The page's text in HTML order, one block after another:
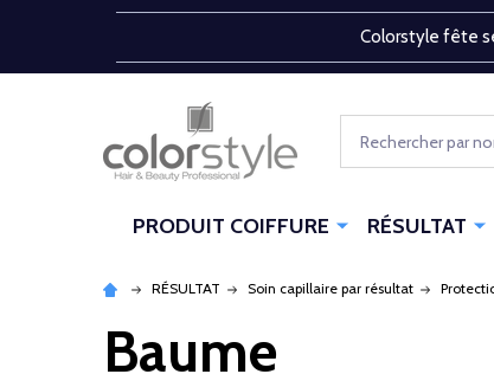
Colorstyle fête
PRODUIT COIFFURE RÉSULTAT
RÉSULTAT Soin capillaire par résultat
Baume